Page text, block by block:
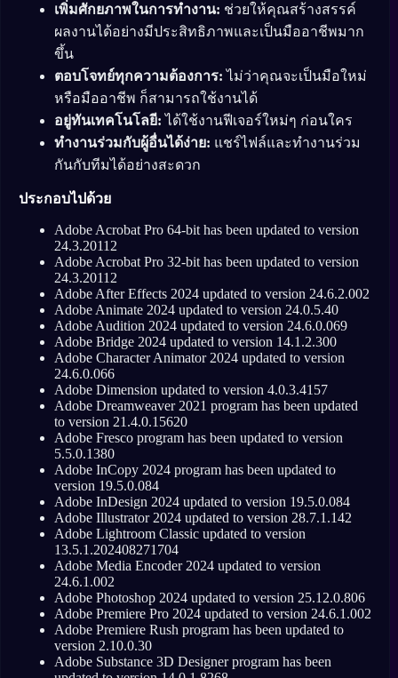
เพิ่มศักยภาพในการทำงาน: ช่วยให้คุณสร้างสรรค์
ผลงานได้อย่างมีประสิทธิภาพและเป็นมืออาชีพมาก
ขึ้น
ตอบโจทย์ทุกความต้องการ: ไม่ว่าคุณจะเป็นมือใหม่
หรือมืออาชีพ ก็สามารถใช้งานได้
อยู่ทันเทคโนโลยี: ได้ใช้งานฟีเจอร์ใหม่ๆ ก่อนใคร
ทำงานร่วมกับผู้อื่นได้ง่าย: แชร์ไฟล์และทำงานร่วม
กันกับทีมได้อย่างสะดวก
ประกอบไปด้วย
Adobe Acrobat Pro 64-bit has been updated to version
24.3.20112
Adobe Acrobat Pro 32-bit has been updated to version
24.3.20112
Adobe After Effects 2024 updated to version 24.6.2.002
Adobe Animate 2024 updated to version 24.0.5.40
Adobe Audition 2024 updated to version 24.6.0.069
Adobe Bridge 2024 updated to version 14.1.2.300
Adobe Character Animator 2024 updated to version
24.6.0.066
Adobe Dimension updated to version 4.0.3.4157
Adobe Dreamweaver 2021 program has been updated
to version 21.4.0.15620
Adobe Fresco program has been updated to version
5.5.0.1380
Adobe InCopy 2024 program has been updated to
version 19.5.0.084
Adobe InDesign 2024 updated to version 19.5.0.084
Adobe Illustrator 2024 updated to version 28.7.1.142
Adobe Lightroom Classic updated to version
13.5.1.202408271704
Adobe Media Encoder 2024 updated to version
24.6.1.002
Adobe Photoshop 2024 updated to version 25.12.0.806
Adobe Premiere Pro 2024 updated to version 24.6.1.002
Adobe Premiere Rush program has been updated to
version 2.10.0.30
Adobe Substance 3D Designer program has been